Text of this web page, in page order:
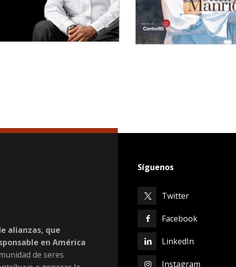
alianzas, que
en América
de seres
Síguenos
Twitter
Facebook
LinkedIn
Instagram